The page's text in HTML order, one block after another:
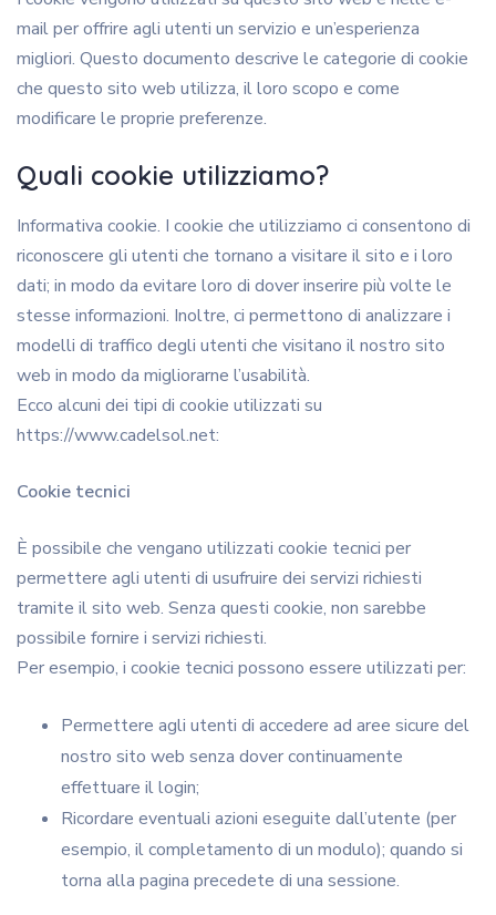
mail per offrire agli utenti un servizio e un’esperienza
migliori. Questo documento descrive le categorie di cookie
che questo sito web utilizza, il loro scopo e come
modificare le proprie preferenze.
Quali cookie utilizziamo?
Informativa cookie. I cookie che utilizziamo ci consentono di
riconoscere gli utenti che tornano a visitare il sito e i loro
dati; in modo da evitare loro di dover inserire più volte le
stesse informazioni. Inoltre, ci permettono di analizzare i
modelli di traffico degli utenti che visitano il nostro sito
web in modo da migliorarne l’usabilità.
Ecco alcuni dei tipi di cookie utilizzati su
https://www.cadelsol.net:
Cookie tecnici
È possibile che vengano utilizzati cookie tecnici per
permettere agli utenti di usufruire dei servizi richiesti
tramite il sito web. Senza questi cookie, non sarebbe
possibile fornire i servizi richiesti.
Per esempio, i cookie tecnici possono essere utilizzati per:
Permettere agli utenti di accedere ad aree sicure del
nostro sito web senza dover continuamente
effettuare il login;
Ricordare eventuali azioni eseguite dall’utente (per
esempio, il completamento di un modulo); quando si
torna alla pagina precedete di una sessione.